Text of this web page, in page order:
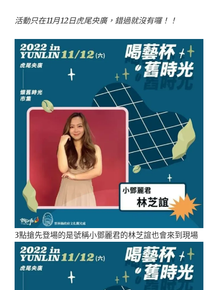
活動只在11月12日虎尾央廣，錯過就沒有囉！！
3點搶先登場的是號稱小鄧麗君的林芝誼也會來到現場